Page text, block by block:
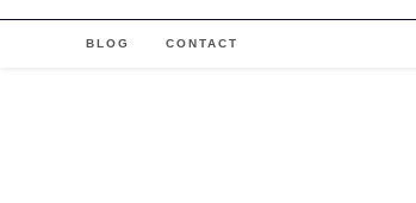
BLOG CONTACT